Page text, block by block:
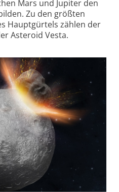
Mars und Jupiter den
Zu den größten
Hauptgürtels zählen der
Asteroid Vesta.